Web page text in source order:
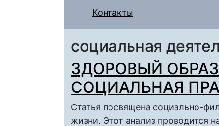
Контакты
социальная
ЗДОРОВЫЙ
СОЦИАЛЬНАЯ
Статья посвящена социально-
жизни. Этот анализ проводится